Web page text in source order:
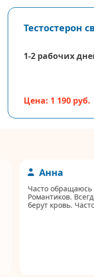
Тестостерон
1-2 рабочих
Цена: 1 190 руб.
Анна
Часто
Романтиков.
берут кровь.